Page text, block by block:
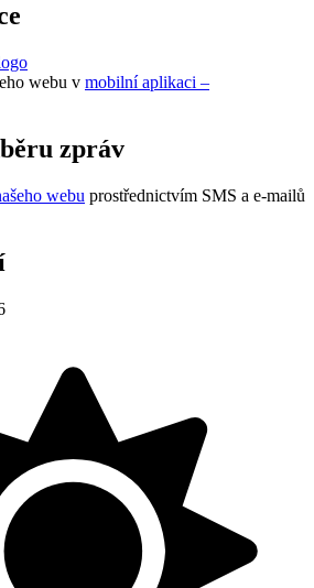
webu v mobilní aplikaci –
zpráv
webu prostřednictvím SMS a e-mailů